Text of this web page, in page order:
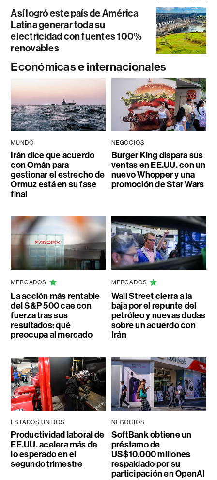
Así logró este país de América
Latina generar toda su
electricidad con fuentes 100%
renovables
Económicas e internacionales
MUNDO
Irán dice que acuerdo
con Omán para
gestionar el estrecho de
Ormuz está en su fase
final
NEGOCIOS
Burger King dispara sus
ventas en EE.UU. con un
nuevo Whopper y una
promoción de Star Wars
MERCADOS
La acción más rentable
del S&P 500 cae con
fuerza tras sus
resultados: qué
preocupa al mercado
MERCADOS
Wall Street cierra a la
baja por el repunte del
petróleo y nuevas dudas
sobre un acuerdo con
Irán
ESTADOS UNIDOS
Productividad laboral de
EE.UU. acelera más de
lo esperado en el
segundo trimestre
NEGOCIOS
SoftBank obtiene un
préstamo de
US$10.000 millones
respaldado por su
participación en OpenAI